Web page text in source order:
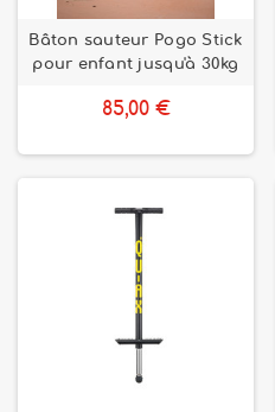
Bâton sauteur Pogo Stick
pour enfant jusqu'à 30kg
85,00 €